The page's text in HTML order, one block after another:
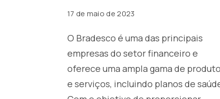
17 de maio de 2023
O Bradesco é uma das principais
empresas do setor financeiro e
oferece uma ampla gama de
e serviços, incluindo planos de